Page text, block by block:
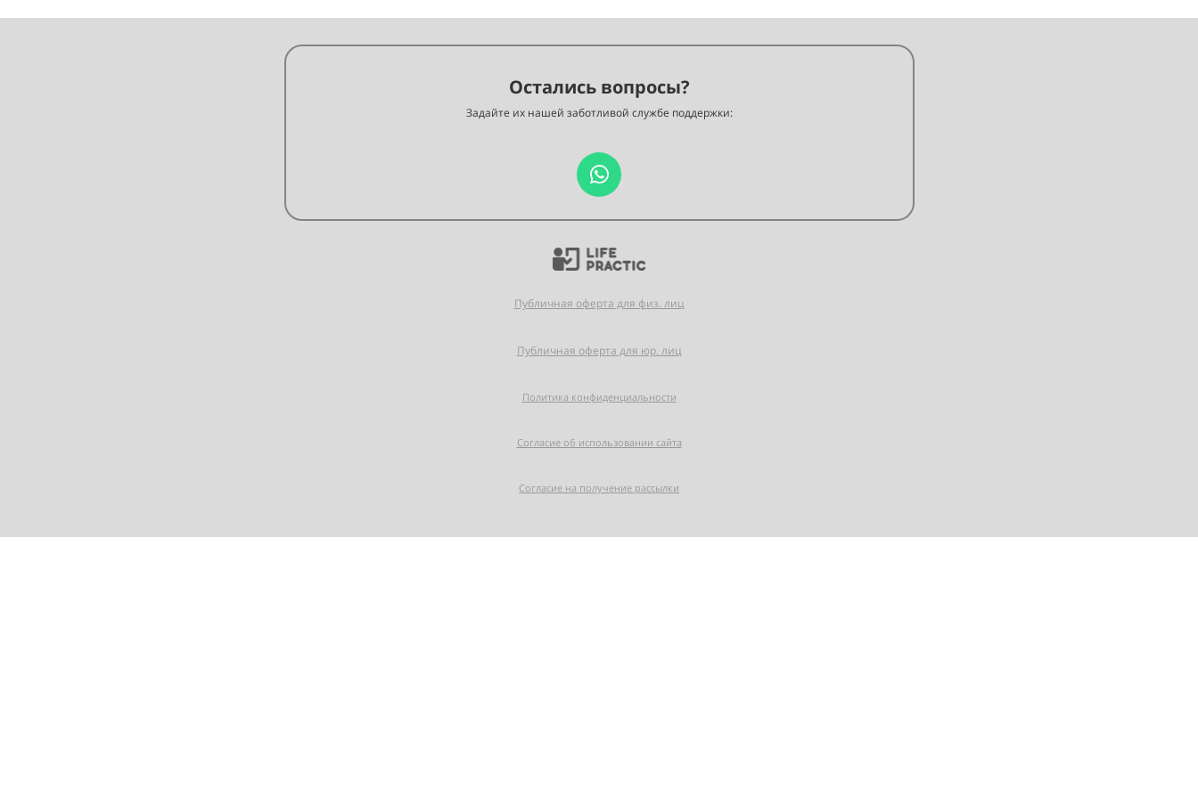
Остались вопросы?
Задайте их нашей заботливой службе поддержки:
Публичная оферта для физ. лиц
Публичная оферта для юр. лиц
Политика конфиденциальности
Согласие об использовании сайта
Согласие на получение рассылки